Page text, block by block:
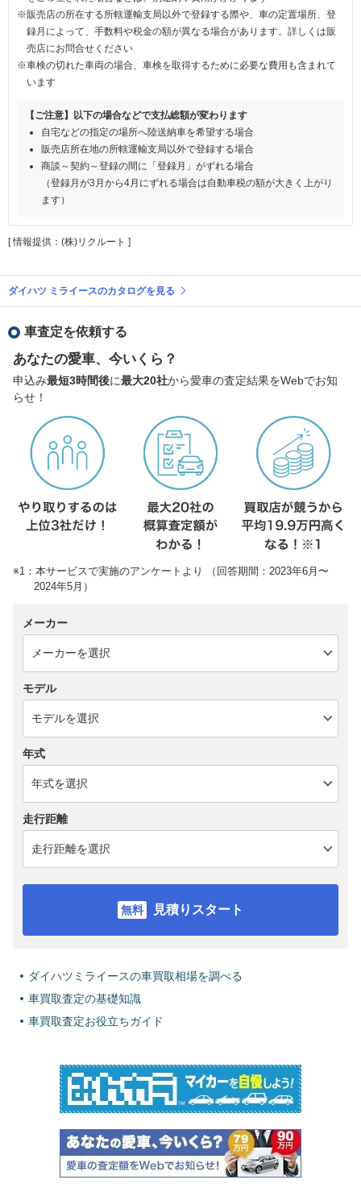
※販売店の所在する所轄運輸支局以外で登録する際や、車の定置場所、登
録月によって、手数料や税金の額が異なる場合があります。詳しくは販
売店にお問合せください
※車検の切れた車両の場合、車検を取得するために必要な費用も含まれて
います
【ご注意】以下の場合などで支払総額が変わります
自宅などの指定の場所へ陸送納車を希望する場合
販売店所在地の所轄運輸支局以外で登録する場合
商談～契約～登録の間に「登録月」がずれる場合
（登録月が3月から4月にずれる場合は自動車税の額が大きく上がり
ます）
[ 情報提供：(株)リクルート ]
ダイハツ ミライースのカタログを見る
車査定を依頼する
あなたの愛車、今いくら？
申込み最短3時間後に最大20社から愛車の査定結果をWebでお知
らせ！
※1：本サービスで実施のアンケートより （回答期間：2023年6月〜
2024年5月）
メーカー
モデル
年式
走行距離
見積りスタート
ダイハツミライースの車買取相場を調べる
車買取査定の基礎知識
車買取査定お役立ちガイド